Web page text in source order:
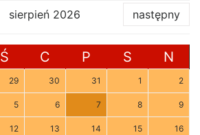
sierpień 2026 następny
Ś C P S N
29 30 31 1 2
5 6 7 8 9
12 13 14 15 16